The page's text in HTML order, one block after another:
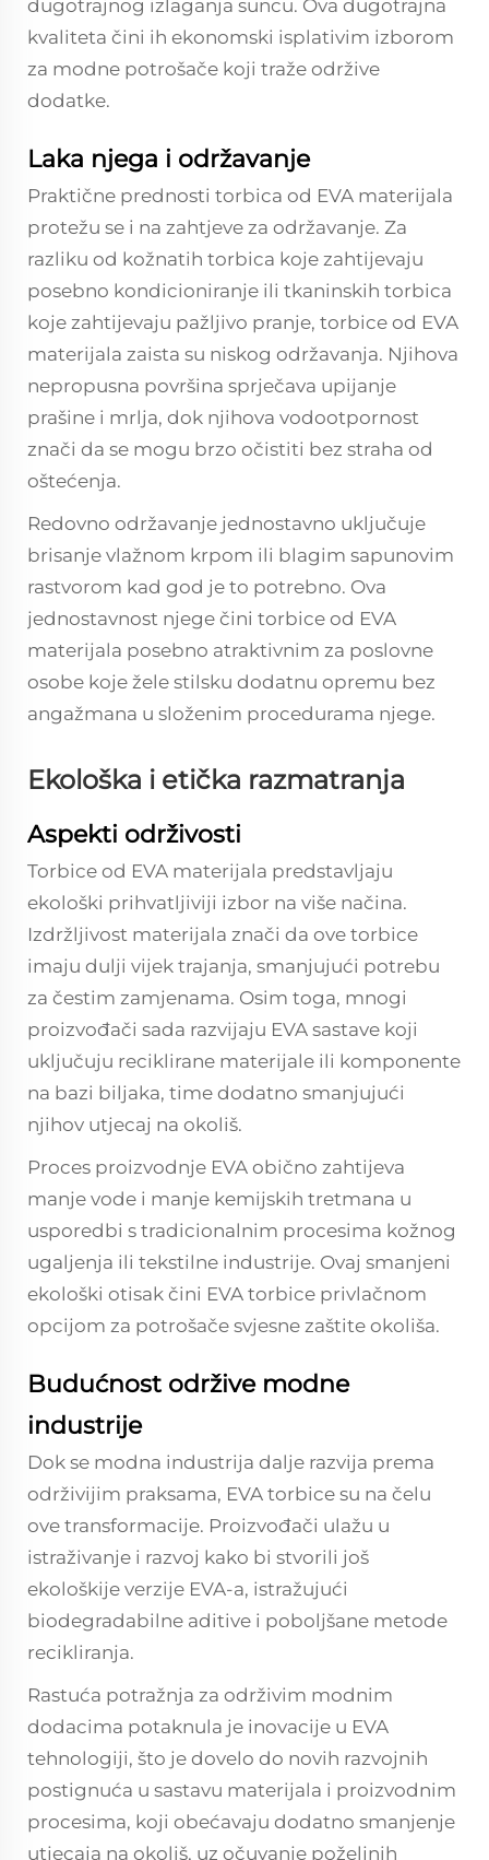
dugotrajnog izlaganja suncu. Ova dugotrajna
kvaliteta čini ih ekonomski isplativim izborom
za modne potrošače koji traže održive
dodatke.
Laka njega i održavanje
Praktične prednosti torbica od EVA materijala
protežu se i na zahtjeve za održavanje. Za
razliku od kožnatih torbica koje zahtijevaju
posebno kondicioniranje ili tkaninskih torbica
koje zahtijevaju pažljivo pranje, torbice od EVA
materijala zaista su niskog održavanja. Njihova
nepropusna površina sprječava upijanje
prašine i mrlja, dok njihova vodootpornost
znači da se mogu brzo očistiti bez straha od
oštećenja.
Redovno održavanje jednostavno uključuje
brisanje vlažnom krpom ili blagim sapunovim
rastvorom kad god je to potrebno. Ova
jednostavnost njege čini torbice od EVA
materijala posebno atraktivnim za poslovne
osobe koje žele stilsku dodatnu opremu bez
angažmana u složenim procedurama njege.
Ekološka i etička razmatranja
Aspekti održivosti
Torbice od EVA materijala predstavljaju
ekološki prihvatljiviji izbor na više načina.
Izdržljivost materijala znači da ove torbice
imaju dulji vijek trajanja, smanjujući potrebu
za čestim zamjenama. Osim toga, mnogi
proizvođači sada razvijaju EVA sastave koji
uključuju reciklirane materijale ili komponente
na bazi biljaka, time dodatno smanjujući
njihov utjecaj na okoliš.
Proces proizvodnje EVA obično zahtijeva
manje vode i manje kemijskih tretmana u
usporedbi s tradicionalnim procesima kožnog
ugaljenja ili tekstilne industrije. Ovaj smanjeni
ekološki otisak čini EVA torbice privlačnom
opcijom za potrošače svjesne zaštite okoliša.
Budućnost održive modne
industrije
Dok se modna industrija dalje razvija prema
održivijim praksama, EVA torbice su na čelu
ove transformacije. Proizvođači ulažu u
istraživanje i razvoj kako bi stvorili još
ekološkije verzije EVA-a, istražujući
biodegradabilne aditive i poboljšane metode
recikliranja.
Rastuća potražnja za održivim modnim
dodacima potaknula je inovacije u EVA
tehnologiji, što je dovelo do novih razvojnih
postignuća u sastavu materijala i proizvodnim
procesima, koji obećavaju dodatno smanjenje
utjecaja na okoliš, uz očuvanje poželjnih